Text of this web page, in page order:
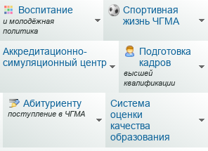
Воспитание
и молодёжная
политика
Спортивная
жизнь ЧГМА
Аккредитационно-
симуляционный центр
Подготовка
кадров
высшей
квалификации
Абитуриенту
поступление в ЧГМА
Система
оценки
качества
образования